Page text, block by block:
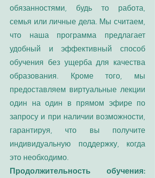
обязанностями, будь то работа,
семья или личные дела. Мы считаем,
что наша программа предлагает
удобный и эффективный способ
обучения без ущерба для качества
образования. Кроме того, мы
предоставляем виртуальные лекции
один на один в прямом эфире по
запросу и при наличии возможности,
гарантируя, что вы получите
индивидуальную поддержку, когда
это необходимо.
Продолжительность обучения: